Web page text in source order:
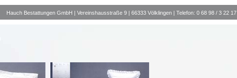
Hauch Bestattungen GmbH | Vereinshausstraße 9 | 66333 Völklingen | Telefon: 0 68 98 / 3 22 17